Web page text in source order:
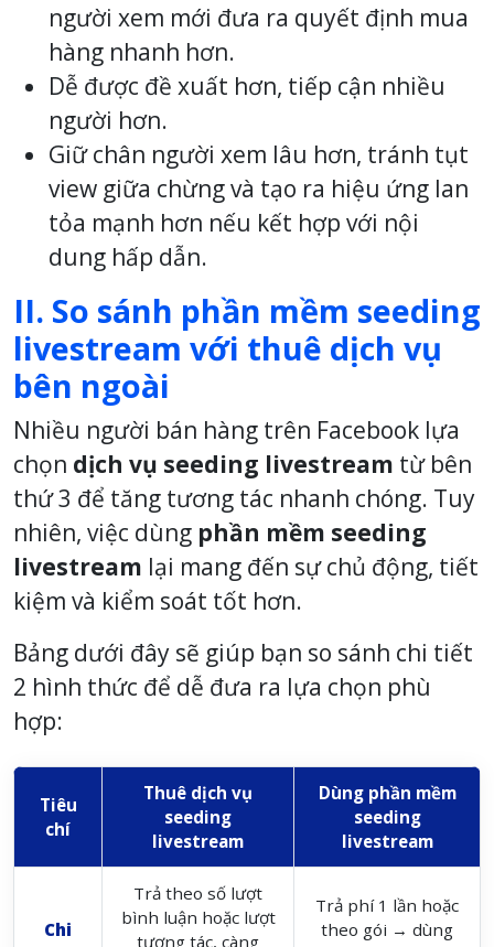
người xem mới đưa ra quyết định mua
hàng nhanh hơn.
Dễ được đề xuất hơn, tiếp cận nhiều
người hơn.
Giữ chân người xem lâu hơn, tránh tụt
view giữa chừng và tạo ra hiệu ứng lan
tỏa mạnh hơn nếu kết hợp với nội
dung hấp dẫn.
II. So sánh phần mềm seeding
livestream với thuê dịch vụ
bên ngoài
Nhiều người bán hàng trên Facebook lựa
chọn dịch vụ seeding livestream từ bên
thứ 3 để tăng tương tác nhanh chóng. Tuy
nhiên, việc dùng phần mềm seeding
livestream lại mang đến sự chủ động, tiết
kiệm và kiểm soát tốt hơn.
Bảng dưới đây sẽ giúp bạn so sánh chi tiết
2 hình thức để dễ đưa ra lựa chọn phù
hợp:
Tiêu
chí
Thuê dịch vụ
seeding
livestream
Dùng phần mềm
seeding
livestream
Chi
Trả theo số lượt
bình luận hoặc lượt
tương tác, càng
Trả phí 1 lần hoặc
theo gói → dùng